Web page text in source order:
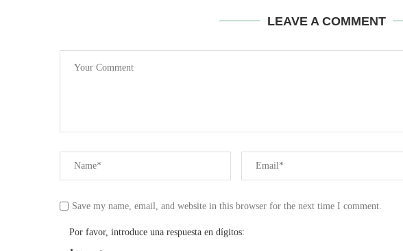
LEAVE A COMMENT
Save my name, email, and website in this browser for the next time I comment.
Por favor, introduce una respuesta en dígitos: